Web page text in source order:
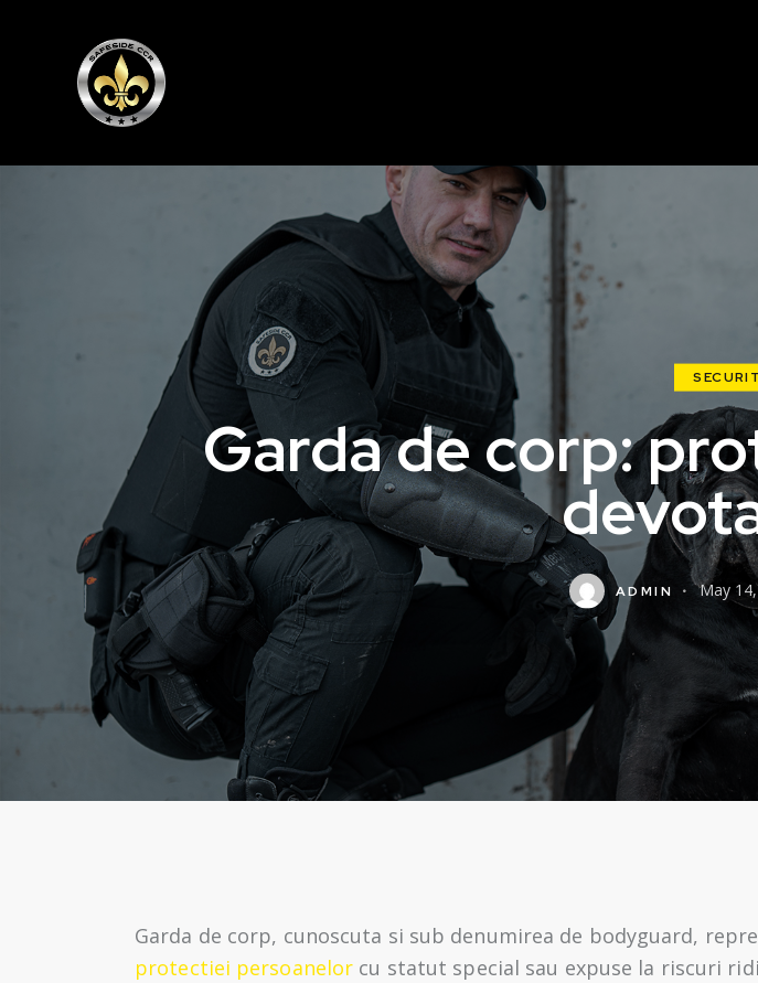
Garda de corp:
ADMIN May
Garda de corp, cunoscuta si sub denumirea de bodyguard,
protectiei persoanelor cu statut special sau expuse la riscuri